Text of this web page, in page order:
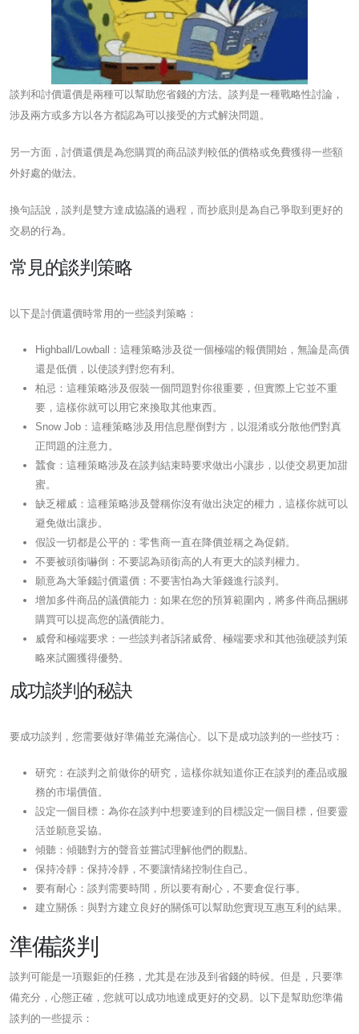
談判和討價還價是兩種可以幫助您省錢的方法。談判是一種戰略性討論，
涉及兩方或多方以各方都認為可以接受的方式解決問題。
另一方面，討價還價是為您購買的商品談判較低的價格或免費獲得一些額
外好處的做法。
換句話說，談判是雙方達成協議的過程，而抄底則是為自己爭取到更好的
交易的行為。
常見的談判策略
以下是討價還價時常用的一些談判策略：
Highball/Lowball：這種策略涉及從一個極端的報價開始，無論是高價
還是低價，以使談判對您有利。
柏忌：這種策略涉及假裝一個問題對你很重要，但實際上它並不重
要，這樣你就可以用它來換取其他東西。
Snow Job：這種策略涉及用信息壓倒對方，以混淆或分散他們對真
正問題的注意力。
蠶食：這種策略涉及在談判結束時要求做出小讓步，以使交易更加甜
蜜。
缺乏權威：這種策略涉及聲稱你沒有做出決定的權力，這樣你就可以
避免做出讓步。
假設一切都是公平的：零售商一直在降價並稱之為促銷。
不要被頭銜嚇倒：不要認為頭銜高的人有更大的談判權力。
願意為大筆錢討價還價：不要害怕為大筆錢進行談判。
增加多件商品的議價能力：如果在您的預算範圍內，將多件商品捆綁
購買可以提高您的議價能力。
威脅和極端要求：一些談判者訴諸威脅、極端要求和其他強硬談判策
略來試圖獲得優勢。
成功談判的秘訣
要成功談判，您需要做好準備並充滿信心。以下是成功談判的一些技巧：
研究：在談判之前做你的研究，這樣你就知道你正在談判的產品或服
務的市場價值。
設定一個目標：為你在談判中想要達到的目標設定一個目標，但要靈
活並願意妥協。
傾聽：傾聽對方的聲音並嘗試理解他們的觀點。
保持冷靜：保持冷靜，不要讓情緒控制住自己。
要有耐心：談判需要時間，所以要有耐心，不要倉促行事。
建立關係：與對方建立良好的關係可以幫助您實現互惠互利的結果。
準備談判
談判可能是一項艱鉅的任務，尤其是在涉及到省錢的時候。但是，只要準
備充分，心態正確，您就可以成功地達成更好的交易。以下是幫助您準備
談判的一些提示：